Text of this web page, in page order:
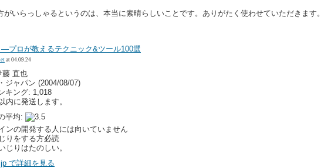
いらっしゃるというのは、本当に素晴らしいことです。ありがたく使わせていただきます。
プロが教えるテクニック&ツール100選
at 04.09.24
藤 直也
ジャパン (2004/08/07)
キング: 1,018
内に発送します。
平均:
ンの開発する人には向いていません
りをする方必読
じりはたのしい。
で詳細を見る